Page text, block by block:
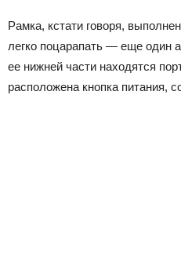
Рамка, кстати говоря,
легко поцарапать — еще один
ее нижней части находятся
расположена кнопка питания,